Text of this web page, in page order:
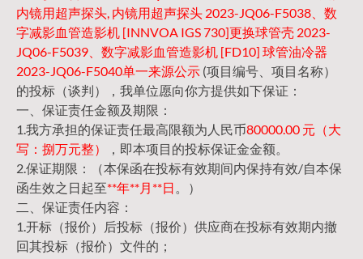
内镜用超声探头, 内镜用超声探头 2023-JQ06-F5038、数
字减影血管造影机 [INNVOA IGS 730]更换球管壳 2023-
JQ06-F5039、数字减影血管造影机 [FD10] 球管油冷器
2023-JQ06-F5040单一来源公示 (项目编号、项目名称）
的投标（谈判），我单位愿向你方提供如下保证：
一、保证责任金额及期限：
1.我方承担的保证责任最高限额为人民币80000.00 元（大
写：捌万元整）
，即本项目的投标保证金金额。
2.保证期限：（本保函在投标有效期间内保持有效/自本保
函生效之日起至**年**月**日 。）
二、保证责任内容：
1.开标（报价）后投标（报价）供应商在投标有效期内撤
回其投标（报价）文件的；